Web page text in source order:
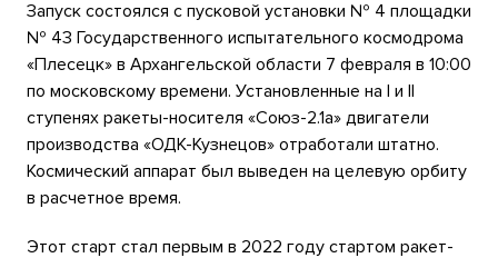
Запуск состоялся с пусковой установки № 4 площадки
№ 43 Государственного испытательного космодрома
«Плесецк» в Архангельской области 7 февраля в 10:00
по московскому времени. Установленные на I и II
ступенях ракеты-носителя «Союз-2.1а» двигатели
производства «ОДК-Кузнецов» отработали штатно.
Космический аппарат был выведен на целевую орбиту
в расчетное время.
Этот старт стал первым в 2022 году стартом ракет-